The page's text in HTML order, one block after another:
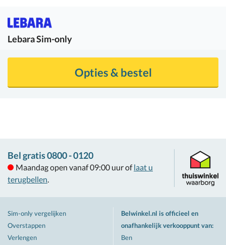
LebaraSim-only
Opties & bestel
Bel gratis 0800 - 0120
Maandag open vanaf 09:00 uur of laat u
terugbellen.
Sim-only vergelijken
Overstappen
Verlengen
Belwinkel.nl is officieel en
onafhankelijk verkooppunt van:
Ben